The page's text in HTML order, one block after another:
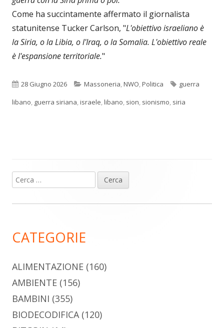
Come ha succintamente affermato il giornalista
statunitense Tucker Carlson, "L'obiettivo israeliano è
la Siria, o la Libia, o l'Iraq, o la Somalia. L'obiettivo reale
è l'espansione territoriale."
Pubblicato
28 Giugno 2026 Categorie
Massoneria,NWO,Politica Tag
guerra
libano, guerra siriana,israele,libano, sion, sionismo, siria
Barra
laterale
Ricerca
per:
CATEGORIE
ALIMENTAZIONE (160)
AMBIENTE (156)
BAMBINI (355)
BIODECODIFICA(120)